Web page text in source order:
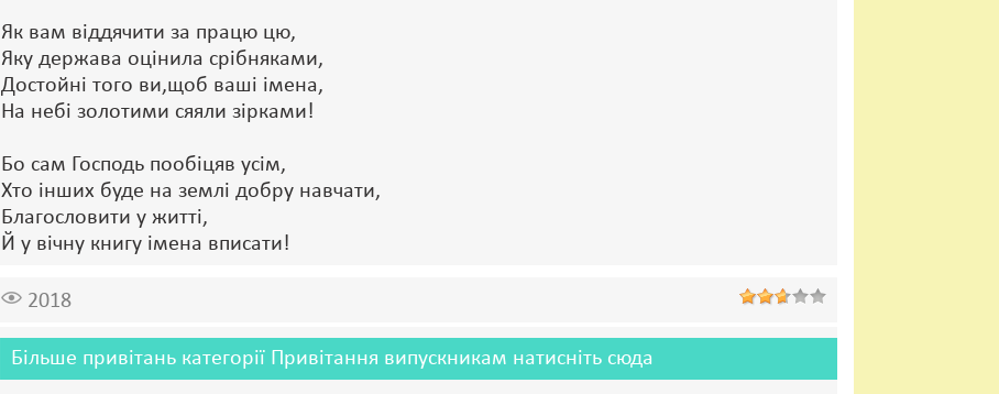
Як вам віддячити за працю цю,
Яку держава оцінила срібняками,
Достойні того ви,щоб ваші імена,
На небі золотими сяяли зірками!
Бо сам Господь пообіцяв усім,
Хто інших буде на землі добру навчати,
Благословити у житті,
Й у вічну книгу імена вписати!
2018
Більше привітань категорії Привітання випускникам натисніть сюда